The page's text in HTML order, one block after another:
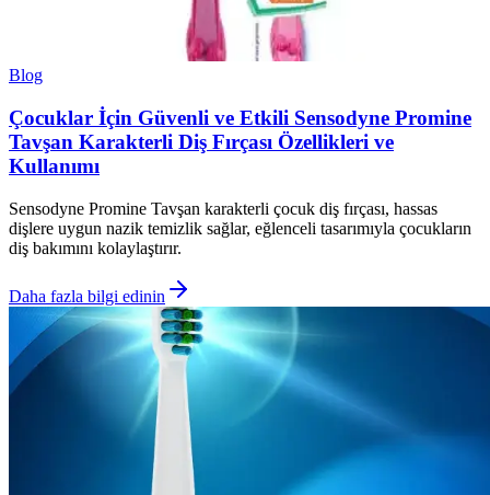
Blog
Çocuklar İçin Güvenli ve Etkili Sensodyne Promine
Tavşan Karakterli Diş Fırçası Özellikleri ve
Kullanımı
Sensodyne Promine Tavşan karakterli çocuk diş fırçası, hassas
dişlere uygun nazik temizlik sağlar, eğlenceli tasarımıyla çocukların
diş bakımını kolaylaştırır.
Daha fazla bilgi edinin